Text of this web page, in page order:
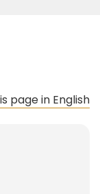
page in English